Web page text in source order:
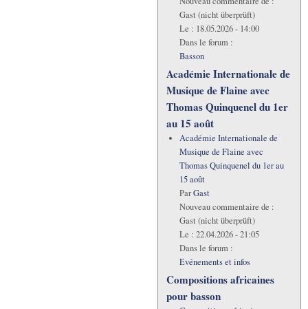
Gast (nicht überprüft)
Le : 18.05.2026 - 14:00
Dans le forum :
Basson
Académie Internationale de
Musique de Flaine avec
Thomas Quinquenel du 1er
au 15 août
Académie Internationale de
Musique de Flaine avec
Thomas Quinquenel du 1er au
15 août
ParGast
Nouveau commentaire de :
Gast (nicht überprüft)
Le : 22.04.2026 - 21:05
Dans le forum :
Evénements et infos
Compositions africaines
pour basson